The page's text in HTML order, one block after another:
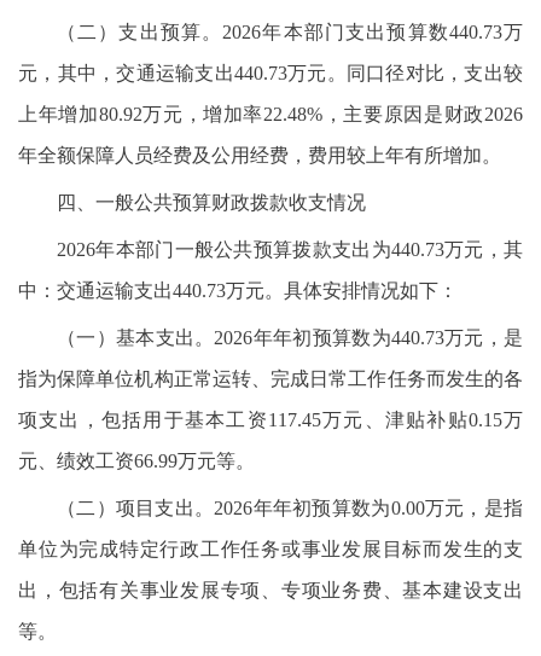
（二）支出预算。2026年本部门支出预算数440.73万
元，其中，交通运输支出440.73万元。同口径对比，支出较
上年增加80.92万元，增加率22.48%，主要原因是财政2026
年全额保障人员经费及公用经费，费用较上年有所增加。
四、一般公共预算财政拨款收支情况
2026年本部门一般公共预算拨款支出为440.73万元，其
中：交通运输支出440.73万元。具体安排情况如下：
（一）基本支出。2026年年初预算数为440.73万元，是
指为保障单位机构正常运转、完成日常工作任务而发生的各
项支出，包括用于基本工资117.45万元、津贴补贴0.15万
元、绩效工资66.99万元等。
（二）项目支出。2026年年初预算数为0.00万元，是指
单位为完成特定行政工作任务或事业发展目标而发生的支
出，包括有关事业发展专项、专项业务费、基本建设支出
等。